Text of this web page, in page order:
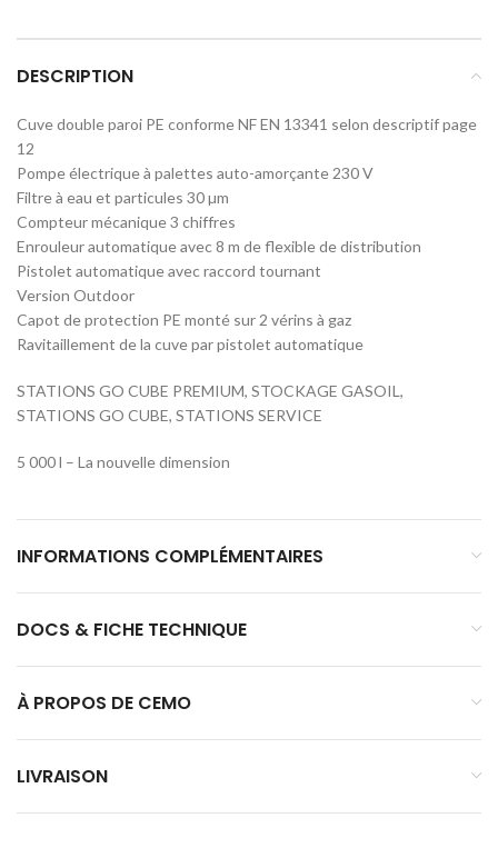
DESCRIPTION
Cuve double paroi PE conforme NF EN 13341 selon descriptif page
12
Pompe électrique à palettes auto-amorçante 230 V
Filtre à eau et particules 30 µm
Compteur mécanique 3 chiffres
Enrouleur automatique avec 8 m de flexible de distribution
Pistolet automatique avec raccord tournant
Version Outdoor
Capot de protection PE monté sur 2 vérins à gaz
Ravitaillement de la cuve par pistolet automatique
STATIONS GO CUBE PREMIUM, STOCKAGE GASOIL,
STATIONS GO CUBE, STATIONS SERVICE
5 000 l – La nouvelle dimension
INFORMATIONS COMPLÉMENTAIRES
DOCS & FICHE TECHNIQUE
À PROPOS DE CEMO
LIVRAISON